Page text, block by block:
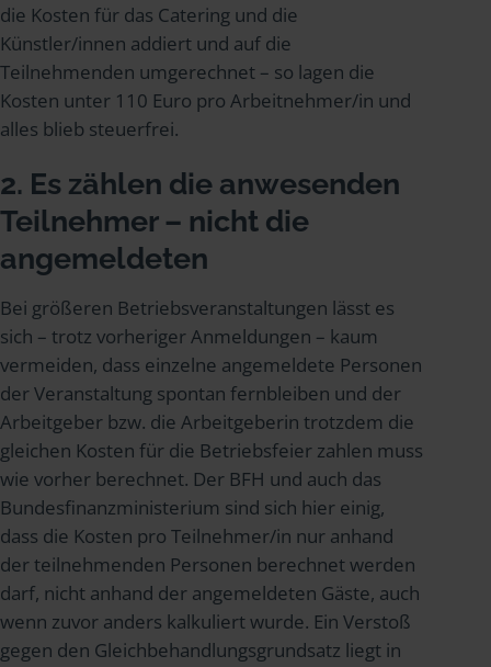
die Kosten für das Catering und die
Künstler/innen addiert und auf die
Teilnehmenden umgerechnet – so lagen die
Kosten unter 110 Euro pro Arbeitnehmer/in und
alles blieb steuerfrei.
2. Es zählen die anwesenden
Teilnehmer – nicht die
angemeldeten
Bei größeren Betriebsveranstaltungen lässt es
sich – trotz vorheriger Anmeldungen – kaum
vermeiden, dass einzelne angemeldete Personen
der Veranstaltung spontan fernbleiben und der
Arbeitgeber bzw. die Arbeitgeberin trotzdem die
gleichen Kosten für die Betriebsfeier zahlen muss
wie vorher berechnet. Der BFH und auch das
Bundesfinanzministerium sind sich hier einig,
dass die Kosten pro Teilnehmer/in nur anhand
der teilnehmenden Personen berechnet werden
darf, nicht anhand der angemeldeten Gäste, auch
wenn zuvor anders kalkuliert wurde. Ein Verstoß
gegen den Gleichbehandlungsgrundsatz liegt in